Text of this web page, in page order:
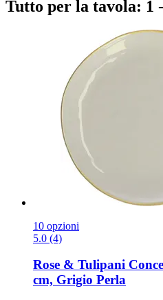
Tutto per la tavola: 1
10 opzioni
5.0 (4)
Rose & Tulipani
cm, Grigio Perla